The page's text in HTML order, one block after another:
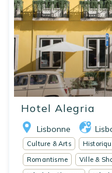
Hotel Alegria
Lisbonne
Culture & Arts
Romantisme
Ville &